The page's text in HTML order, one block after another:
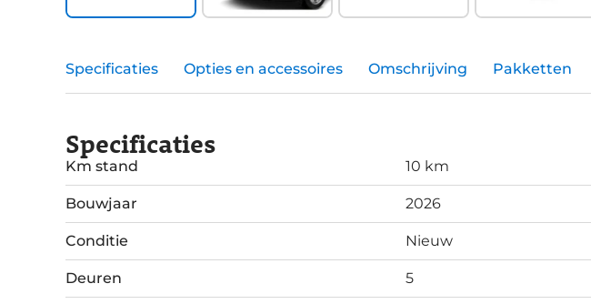
Specificaties Opties en accessoires Omschrijving Pakketten
Specificaties
Km stand 10 km
Bouwjaar 2026
Conditie Nieuw
Deuren 5